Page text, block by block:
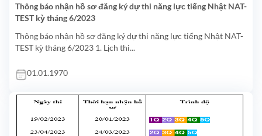
Thông báo nhận hồ sơ đăng ký dự thi năng lực tiếng Nhật NAT-
TEST kỳ tháng 6/2023
Thông báo nhận hồ sơ đăng ký dự thi năng lực tiếng Nhật NAT-
TEST kỳ tháng 6/2023 1. Lịch thi...
01.01.1970